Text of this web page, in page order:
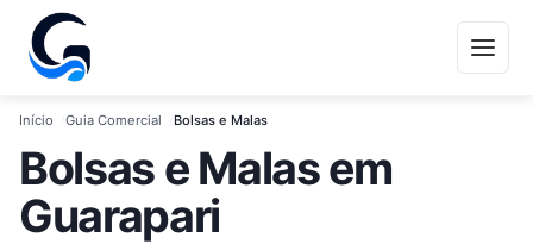
Início Guia Comercial Bolsas e Malas
Bolsas e Malas em
Guarapari